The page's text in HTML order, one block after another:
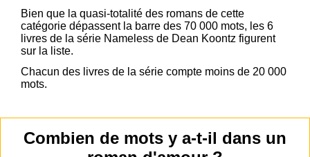
Bien que la quasi-totalité des romans de cette
catégorie dépassent la barre des 70 000 mots, les 6
livres de la série Nameless de Dean Koontz figurent
sur la liste.
Chacun des livres de la série compte moins de 20 000
mots.
Combien de mots y a-t-il dans un